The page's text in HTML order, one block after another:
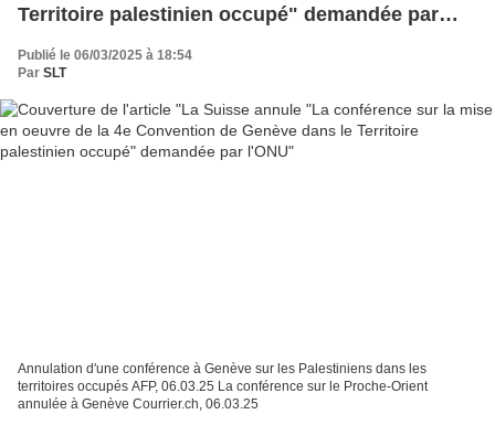
Territoire palestinien occupé" demandée par
l'ONU
Publié le 06/03/2025 à 18:54
Par SLT
Annulation d'une conférence à Genève sur les Palestiniens dans les
territoires occupés AFP, 06.03.25 La conférence sur le Proche-Orient
annulée à Genève Courrier.ch, 06.03.25